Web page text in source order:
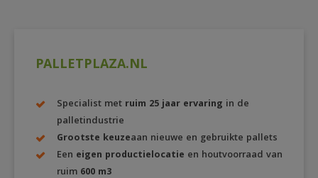
PALLETPLAZA.NL
Specialist met ruim 25 jaar ervaring in de
palletindustrie
Grootste keuzeaan nieuwe en gebruikte pallets
Een eigen productielocatie en houtvoorraad van
ruim 600 m3